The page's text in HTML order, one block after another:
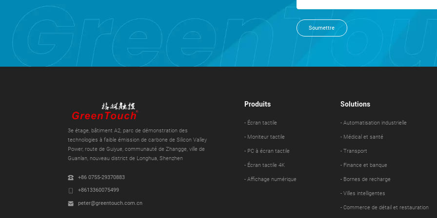
Soumettre
3e étage, bâtiment A2, parc de démonstration des
technologies à faible émission de carbone de Silicon Valley
Power, route de Guiyue, communauté de Zhangge, ville de
Guanlan, nouveau district de Longhua, Shenzhen
+86 0755-29370883
+8613360075499
peter@greentouch.com.cn
Produits
- Écran tactile
- Moniteur tactile
- PC à écran tactile
- Écran tactile 4K
- Affichage numérique
Solutions
- Automatisation industrielle
- Médical et santé
- Transport
- Finance et banque
- Bornes de recharge
- Villes intelligentes
- Commerce de détail et restauration